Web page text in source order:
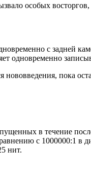
особых
с задней
одновременно
пока
в течение
с 1000000:1 в
нит.